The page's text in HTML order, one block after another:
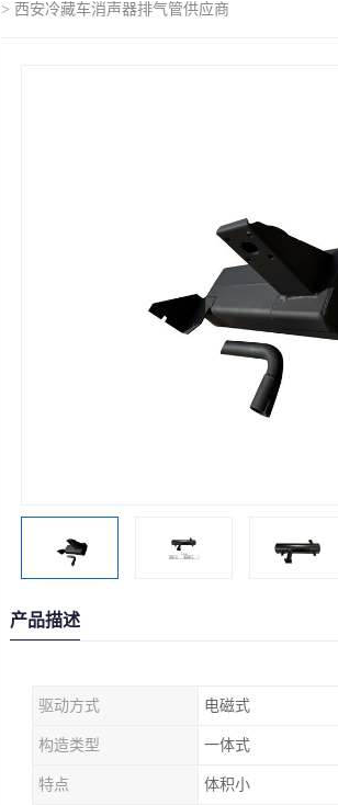
> 西安冷藏车消声器排气管供应商
产品描述
驱动方式 电磁式
构造类型 一体式
特点 体积小